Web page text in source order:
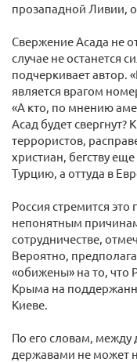
прозападной Ливии,
Свержение Асада не
случае не останется
подчеркивает автор.
является врагом
«А кто, по мнению
Асад будет
террористов,
христиан, бегству
Турцию, а оттуда в
Россия стремится
непонятным
сотрудничестве,
Вероятно,
«обижены» на то, что
Крыма на
Киеве.
По его словам,
державами не может